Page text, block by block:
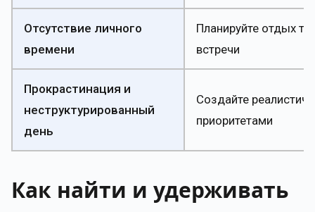
Отсутствие личного
времени
Планируйте отдых
встречи
Прокрастинация и
неструктурированный
день
Создайте
приоритетами
Как найти и удерживать